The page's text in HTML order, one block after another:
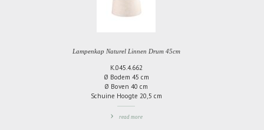
Lampenkap Naturel Linnen Drum 45cm
K.045.4.662
Ø Bodem 45 cm
Ø Boven 40 cm
Schuine Hoogte 20,5 cm
read more